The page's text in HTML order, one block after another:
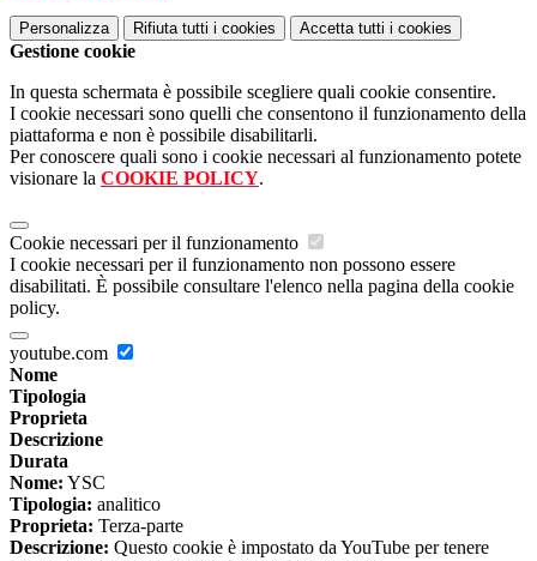
Personalizza Rifiuta tutti i cookies Accetta tutti i cookies
Gestione cookie
In questa schermata è possibile scegliere quali cookie consentire.
I cookie necessari sono quelli che consentono il funzionamento della
piattaforma e non è possibile disabilitarli.
Per conoscere quali sono i cookie necessari al funzionamento potete
visionare la COOKIE POLICY.
Cookie necessari per il funzionamento
I cookie necessari per il funzionamento non possono essere
disabilitati. È possibile consultare l'elenco nella pagina della cookie
policy.
youtube.com
Nome
Tipologia
Proprieta
Descrizione
Durata
Nome: YSC
Tipologia: analitico
Proprieta: Terza-parte
Descrizione: Questo cookie è impostato da YouTube per tenere